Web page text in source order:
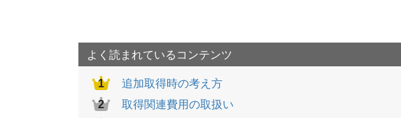
よく読まれているコンテンツ
追加取得時の考え方
取得関連費用の取扱い